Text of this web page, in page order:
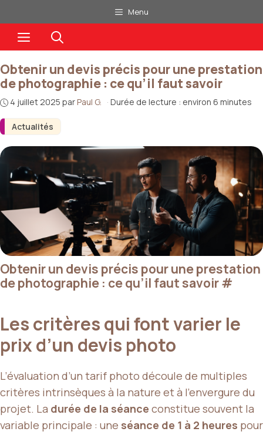
au
contenu
Menu
Menu
Actualités
Obtenir un devis précis pour une prestation
de photographie : ce qu’il faut savoir
4 juillet 2025 parPaul G. · Durée de lecture : environ 6 minutes
Obtenir un devis précis pour une prestation
de photographie : ce qu’il faut savoir#
Les critères qui font varier le
prix d’un devis photo
L’évaluation d’un tarif photo découle de multiples
critères intrinsèques à la nature et à l’envergure du
projet. La durée de la séance constitue souvent la
variable principale : une séance de 1 à 2 heures pour